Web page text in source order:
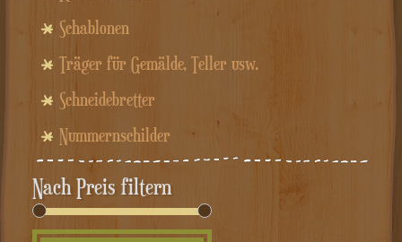
Schablonen
Träger für Gemälde, Teller usw.
Schneidebretter
Nummernschilder
Nach Preis filtern